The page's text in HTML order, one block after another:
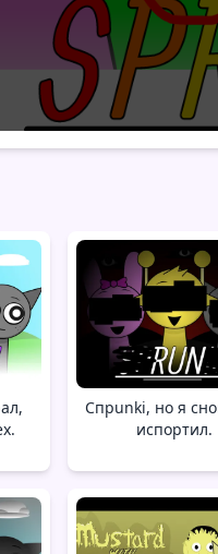
Спрunki, но я
испортил.